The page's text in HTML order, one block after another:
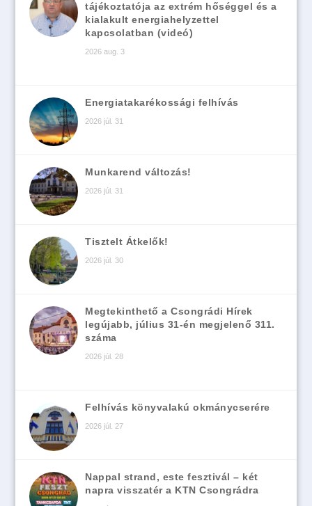
tájékoztatója az extrém hőséggel és a
kialakult energiahelyzettel
kapcsolatban (videó)
2026 aug. 3
Energiatakarékossági felhívás
2026 júl. 31
Munkarend változás!
2026 júl. 31
Tisztelt Átkelők!
2026 júl. 30
Megtekinthető a Csongrádi Hírek
legújabb, július 31-én megjelenő 311.
száma
2026 júl. 28
Felhívás könyvalakú okmánycserére
2026 júl. 27
Nappal strand, este fesztivál – két
napra visszatér a KTN Csongrádra